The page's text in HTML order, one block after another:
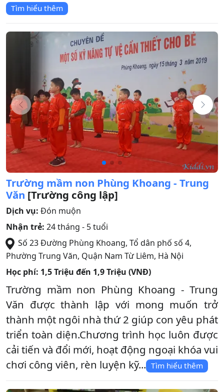
Tìm hiểu thêm
Trường mầm non Phùng Khoang - Trung
Văn [Trường công lập]
Dịch vụ: Đón muộn
Nhận trẻ: 24 tháng - 5 tuổi
Số 23 Đường Phùng Khoang, Tổ dân phố số 4,
Phường Trung Văn, Quận Nam Từ Liêm, Hà Nội
Học phí: 1,5 Triệu đến 1,9 Triệu (VNĐ)
Trường mầm non Phùng Khoang - Trung
Văn được thành lập với mong muốn trở
thành một ngôi nhà thứ 2 giúp con yêu phát
triển toàn diện.Chương trình học luôn được
cải tiến và đổi mới, hoạt động ngoại khóa vui
chơi công viên, rèn luyện kỹ... Tìm hiểu thêm